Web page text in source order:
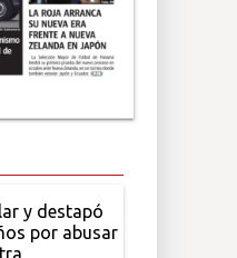
y destapó
por abusar